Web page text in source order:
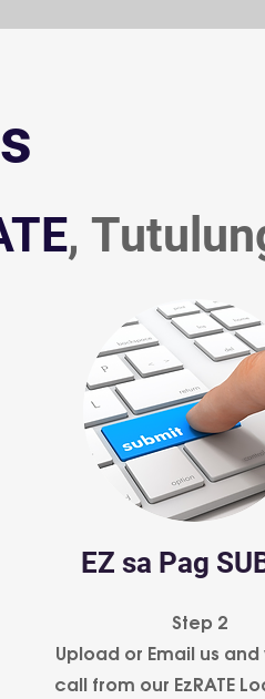
,
EZ sa Pag
Step 2
Upload or Email us
call from our EzRATE